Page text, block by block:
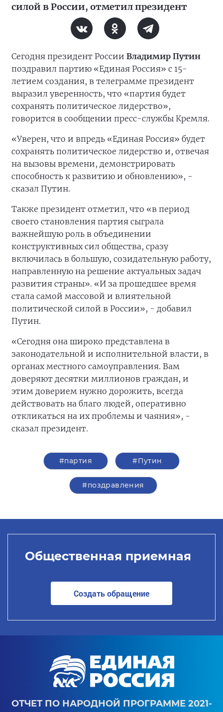
силой в России, отметил президент
Сегодня президент России Владимир Путин
поздравил партию «Единая Россия» с 15-
летием создания, в телеграмме президент
выразил уверенность, что «партия будет
сохранять политическое лидерство»,
говорится в сообщении пресс-службы Кремля.
«Уверен, что и впредь «Единая Россия» будет
сохранять политическое лидерство и, отвечая
на вызовы времени, демонстрировать
способность к развитию и обновлению», -
сказал Путин.
Также президент отметил, что «в период
своего становления партия сыграла
важнейшую роль в объединении
конструктивных сил общества, сразу
включилась в большую, созидательную работу,
направленную на решение актуальных задач
развития страны». «И за прошедшее время
стала самой массовой и влиятельной
политической силой в России», - добавил
Путин.
«Сегодня она широко представлена в
законодательной и исполнительной власти, в
органах местного самоуправления. Вам
доверяют десятки миллионов граждан, и
этим доверием нужно дорожить, всегда
действовать на благо людей, оперативно
откликаться на их проблемы и чаяния», -
сказал президент.
#партия #Путин
#поздравления
Общественная приемная
Создать обращение
ОТЧЕТ ПО НАРОДНОЙ ПРОГРАММЕ 2021-